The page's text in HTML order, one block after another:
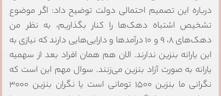
درباره این تصمیم احتمالی دولت توضیح داد: اگر موضوع
تشخیص اشتباه دهک‌ها را کنار بگذاریم، به نظر من
دهک‌های ۸، ۹ و ۱۰ درآمدها و دارایی‌هایی دارند که نیازی به
این یارانه بنزین ندارند. الان هم همان افراد بعد از سهمیه
یارانه به صورت آزاد بنزین می‌زنند. سوال مهم این است که
نگرانی ما بنزین ۱۵۰۰ تومانی است یا نگران بنزین ۳۰۰۰